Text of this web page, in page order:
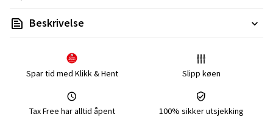
Beskrivelse
Spar tid med Klikk & Hent Slipp køen
Tax Free har alltid åpent 100% sikker utsjekking